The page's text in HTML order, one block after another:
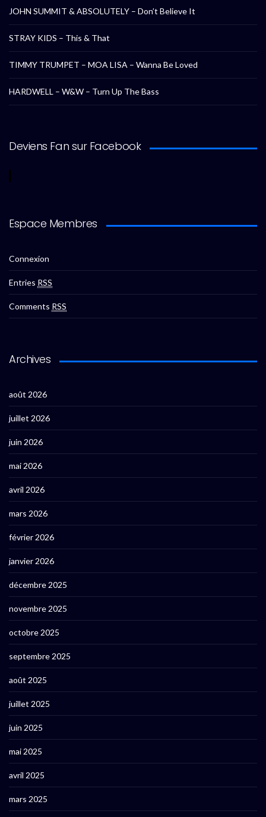
JOHN SUMMIT & ABSOLUTELY – Don’t Believe It
STRAY KIDS – This & That
TIMMY TRUMPET – MOA LISA – Wanna Be Loved
HARDWELL – W&W – Turn Up The Bass
Deviens Fan sur Facebook
Espace Membres
Connexion
Entries RSS
Comments RSS
Archives
août 2026
juillet 2026
juin 2026
mai 2026
avril 2026
mars 2026
février 2026
janvier 2026
décembre 2025
novembre 2025
octobre 2025
septembre 2025
août 2025
juillet 2025
juin 2025
mai 2025
avril 2025
mars 2025